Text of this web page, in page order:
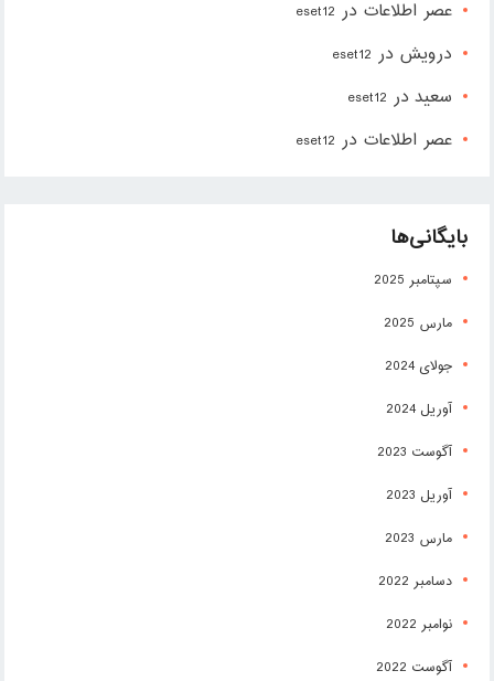
عصر اطلاعات در eset12
درویش در eset12
سعید در eset12
عصر اطلاعات در eset12
بایگانی‌ها
سپتامبر 2025
مارس 2025
جولای 2024
آوریل 2024
آگوست 2023
آوریل 2023
مارس 2023
دسامبر 2022
نوامبر 2022
آگوست 2022